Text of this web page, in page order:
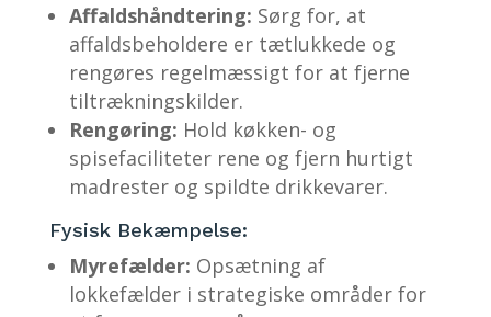
Affaldshåndtering: Sørg for, at
affaldsbeholdere er tætlukkede og
rengøres regelmæssigt for at fjerne
tiltrækningskilder.
Rengøring: Hold køkken- og
spisefaciliteter rene og fjern hurtigt
madrester og spildte drikkevarer.
Fysisk Bekæmpelse:
Myrefælder: Opsætning af
lokkefælder i strategiske områder for